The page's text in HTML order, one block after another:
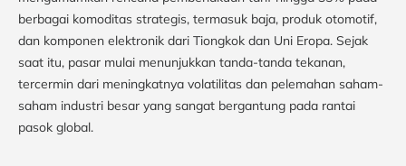
berbagai komoditas strategis, termasuk baja, produk otomotif,
dan komponen elektronik dari Tiongkok dan Uni Eropa. Sejak
saat itu, pasar mulai menunjukkan tanda-tanda tekanan,
tercermin dari meningkatnya volatilitas dan pelemahan saham-
saham industri besar yang sangat bergantung pada rantai
pasok global.